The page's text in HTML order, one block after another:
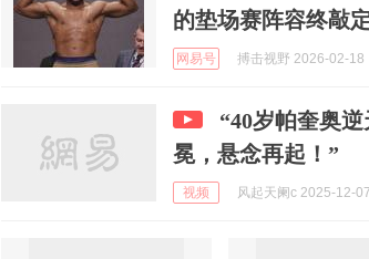
的垫场赛阵容终敲
网易号 搏击视野 2026-02-18
“40岁帕奎奥
冕，悬念再起！”
视频 风起天阑c 2025-12-07